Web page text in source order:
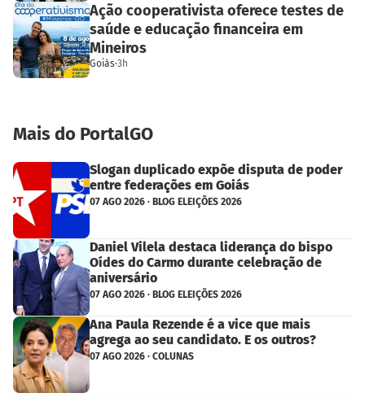
Ação cooperativista oferece testes de
saúde e educação financeira em
Mineiros
Goiás·3h
Mais do PortalGO
Slogan duplicado expõe disputa de poder
entre federações em Goiás
07 AGO 2026 · BLOG ELEIÇÕES 2026
Daniel Vilela destaca liderança do bispo
Oídes do Carmo durante celebração de
aniversário
07 AGO 2026 · BLOG ELEIÇÕES 2026
Ana Paula Rezende é a vice que mais
agrega ao seu candidato. E os outros?
07 AGO 2026 · COLUNAS